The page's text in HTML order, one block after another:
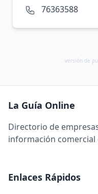
76363588
versión de
La Guía Online
Directorio de
información comercial
Enlaces Rápidos